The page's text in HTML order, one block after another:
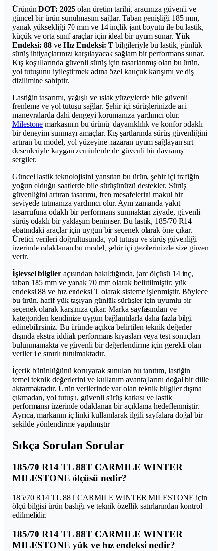
Ürünün DOT: 2025 olan üretim tarihi, aracınıza güvenli ve
güncel bir ürün sunulmasını sağlar. Taban genişliği 185 mm,
yanak yüksekliği 70 mm ve 14 inçlik jant boyutu ile bu lastik,
küçük ve orta sınıf araçlar için ideal bir uyum sunar. Yük
Endeksi: 88 ve Hız Endeksi: T bilgileriyle bu lastik, günlük
sürüş ihtiyaçlarınızı karşılayacak sağlam bir performans sunar.
Kış koşullarında güvenli sürüş için tasarlanmış olan bu ürün,
yol tutuşunu iyileştirmek adına özel kauçuk karışımı ve diş
dizilimine sahiptir.
Lastiğin tasarımı, yağışlı ve ıslak yüzeylerde bile güvenli
frenleme ve yol tutuşu sağlar. Şehir içi sürüşlerinizde ani
manevralarda dahi dengeyi korumanıza yardımcı olur.
Milestone markasının bu ürünü, dayanıklılık ve konfor odaklı
bir deneyim sunmayı amaçlar. Kış şartlarında sürüş güvenliğini
artıran bu model, yol yüzeyine nazaran uyum sağlayan sırt
desenleriyle kaygan zeminlerde de güvenli bir davranış
sergiler.
Güncel lastik teknolojisini yansıtan bu ürün, şehir içi trafiğin
yoğun olduğu saatlerde bile sürüşünüzü destekler. Sürüş
güvenliğini artıran tasarımı, fren mesafelerini makul bir
seviyede tutmanıza yardımcı olur. Aynı zamanda yakıt
tasarrufuna odaklı bir performans sunmaktan ziyade, güvenli
sürüş odaklı bir yaklaşım benimser. Bu lastik, 185/70 R14
ebatındaki araçlar için uygun bir seçenek olarak öne çıkar.
Üretici verileri doğrultusunda, yol tutuşu ve sürüş güvenliği
üzerinde odaklanan bu model, şehir içi gezilerinizde size güven
verir.
İşlevsel bilgiler açısından bakıldığında, jant ölçüsü 14 inç,
taban 185 mm ve yanak 70 mm olarak belirtilmiştir; yük
endeksi 88 ve hız endeksi T olarak sisteme işlenmiştir. Böylece
bu ürün, hafif yük taşıyan günlük sürüşler için uyumlu bir
seçenek olarak karşınıza çıkar. Marka sayfasından ve
kategoriden kendinize uygun bağlantılarla daha fazla bilgi
edinebilirsiniz. Bu üründe açıkça belirtilen teknik değerler
dışında ekstra iddialı performans kıyasları veya test sonuçları
bulunmamakta ve güvenli bir değerlendirme için gerekli olan
veriler ile sınırlı tutulmaktadır.
İçerik bütünlüğünü koruyarak sunulan bu tanıtım, lastiğin
temel teknik değerlerini ve kullanım avantajlarını doğal bir dille
aktarmaktadır. Ürün verilerinde var olan teknik bilgiler dışına
çıkmadan, yol tutuşu, güvenli sürüş katkısı ve lastik
performansı üzerinde odaklanan bir açıklama hedeflenmiştir.
Ayrıca, markanın iç linki kullanılarak ilgili sayfalara doğal bir
şekilde yönlendirme yapılmıştır.
Sıkça Sorulan Sorular
185/70 R14 TL 88T CARMILE WINTER
MILESTONE ölçüsü nedir?
185/70 R14 TL 88T CARMILE WINTER MILESTONE için
ölçü bilgisi ürün başlığı ve teknik özellik satırlarından kontrol
edilmelidir.
185/70 R14 TL 88T CARMILE WINTER
MILESTONE yük ve hız endeksi nedir?